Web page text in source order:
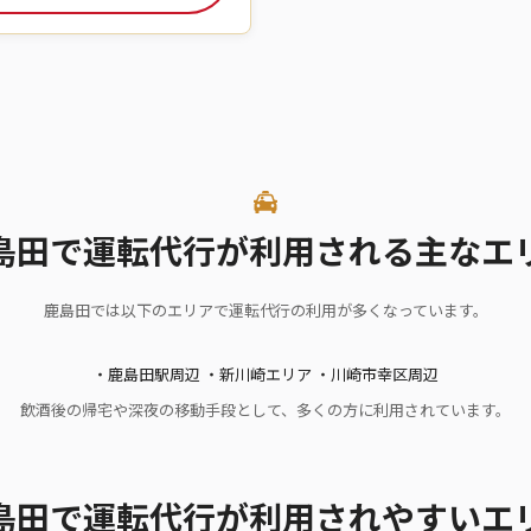
田で運転代行が利用される主なエ
鹿島田では以下のエリアで運転代行の利用が多くなっています。
・鹿島田駅周辺 ・新川崎エリア ・川崎市幸区周辺
飲酒後の帰宅や深夜の移動手段として、多くの方に利用されています。
田で運転代行が利用されやすいエ